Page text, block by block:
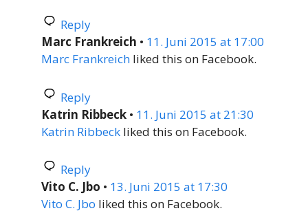
Reply
Marc Frankreich • 11. Juni 2015 at 17:00
Marc Frankreich liked this on Facebook.
Reply
Katrin Ribbeck • 11. Juni 2015 at 21:30
Katrin Ribbeck liked this on Facebook.
Reply
Vito C. Jbo • 13. Juni 2015 at 17:30
Vito C. Jbo liked this on Facebook.